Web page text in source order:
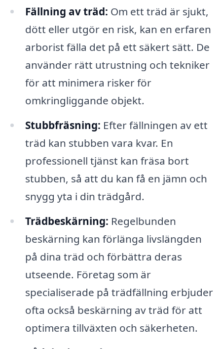
Fällning av träd: Om ett träd är sjukt,
dött eller utgör en risk, kan en erfaren
arborist fälla det på ett säkert sätt. De
använder rätt utrustning och tekniker
för att minimera risker för
omkringliggande objekt.
Stubbfräsning: Efter fällningen av ett
träd kan stubben vara kvar. En
professionell tjänst kan fräsa bort
stubben, så att du kan få en jämn och
snygg yta i din trädgård.
Trädbeskärning: Regelbunden
beskärning kan förlänga livslängden
på dina träd och förbättra deras
utseende. Företag som är
specialiserade på trädfällning erbjuder
ofta också beskärning av träd för att
optimera tillväxten och säkerheten.